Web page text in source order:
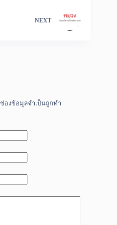
NEXT
ช่องข้อมูลจำเป็นถูกทำ